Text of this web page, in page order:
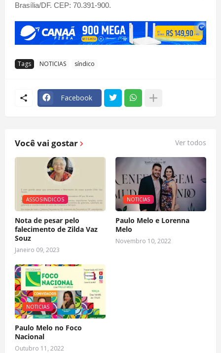
Brasília/DF. CEP: 70.391-900.
Tags NOTICIAS síndico
Facebook
Você vai gostar Ver todos
ASSOSINDICOS
Nota de pesar pelo
falecimento de Zilda Vaz
Souz
Janeiro 09, 2023
NOTICIAS
Paulo Melo e Lorenna
Melo
Novembro 10, 2022
NOTICIAS
Paulo Melo no Foco
Nacional
Outubro 11, 2022